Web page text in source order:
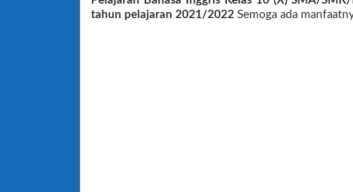
tahun pelajaran 2021/2022 Semoga ada